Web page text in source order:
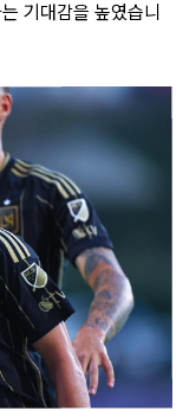
기대감을 높였습니